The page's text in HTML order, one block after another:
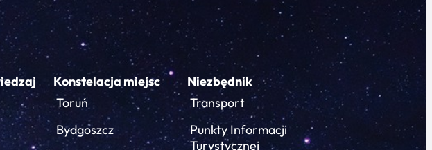
Konstelacja miejsc
Toruń
Bydgoszcz
Niezbędnik
Transport
Punkty Informacji
Turystycznej